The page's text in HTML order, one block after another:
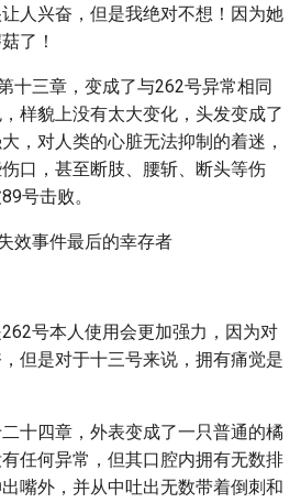
人兴奋，但是我绝对不想！因为她
了！
十三章，变成了与262号异常相同
样貌上没有太大变化，头发变成了
，对人类的心脏无法抑制的着迷，
口，甚至断肢、腰斩、断头等伤
号击败。
效事件最后的幸存者
号本人使用会更加强力，因为对
但是对于十三号来说，拥有痛觉是
十四章，外表变成了一只普通的橘
任何异常，但其口腔内拥有无数排
嘴外，并从中吐出无数带着倒刺和